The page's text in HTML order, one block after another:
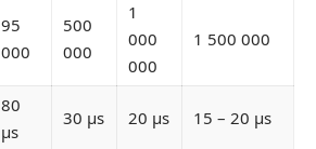
95
000
500
000
1
000
000
1 500 000
80
µs
30 µs 20 µs 15 – 20 µs